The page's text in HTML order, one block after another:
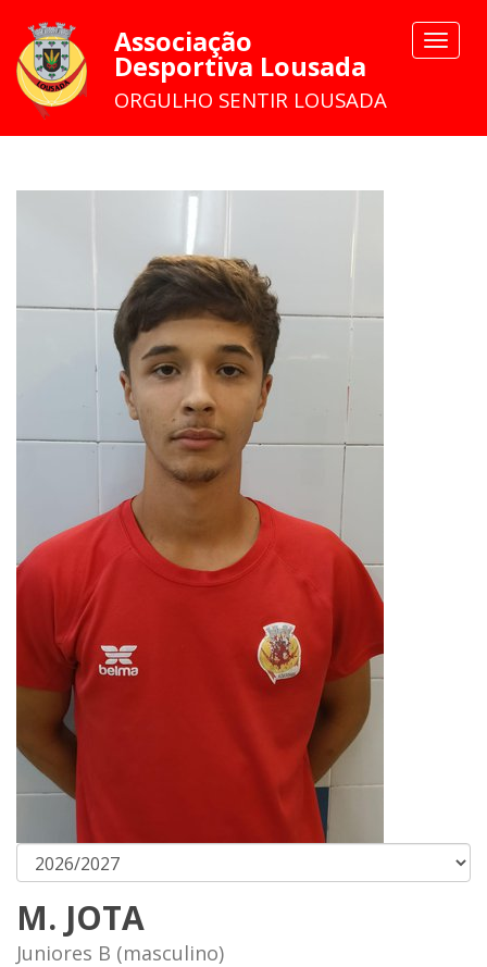
Toggle
Associação
Desportiva Lousada
ORGULHO SENTIR LOUSADA
M. JOTA
Juniores B (masculino)